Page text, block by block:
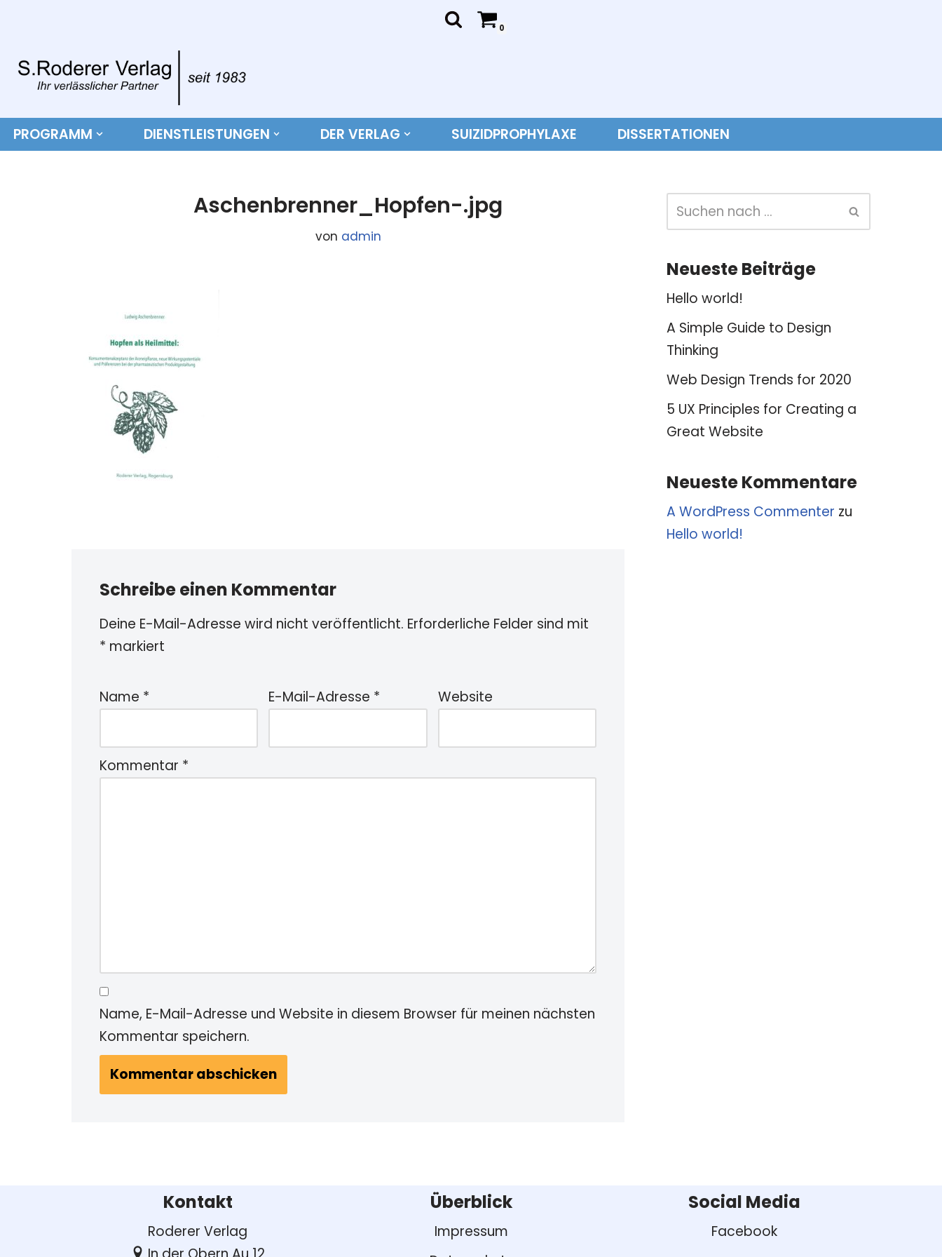
Inhalt
springen
0
PROGRAMM DIENSTLEISTUNGEN DER VERLAG SUIZIDPROPHYLAXE DISSERTATIONEN
Aschenbrenner_Hopfen-.jpg
von admin
Schreibe einen Kommentar
Deine E-Mail-Adresse wird nicht veröffentlicht. Erforderliche Felder sind mit
* markiert
Name * E-Mail-Adresse * Website
Kommentar *
Name, E-Mail-Adresse und Website in diesem Browser für meinen nächsten
Kommentar speichern.
Neueste Beiträge
Hello world!
A Simple Guide to Design
Thinking
Web Design Trends for 2020
5 UX Principles for Creating a
Great Website
Neueste Kommentare
A WordPress Commenter zu
Hello world!
Kontakt
Roderer Verlag
Überblick
Impressum
Social Media
Facebook